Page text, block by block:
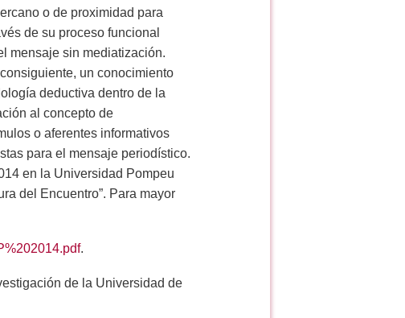
o de proximidad para
de su proceso funcional
mensaje sin mediatización.
un conocimiento
deductiva dentro de la
al concepto de
o aferentes informativos
para el mensaje periodístico.
en la Universidad Pompeu
del Encuentro”. Para mayor
.
de la Universidad de